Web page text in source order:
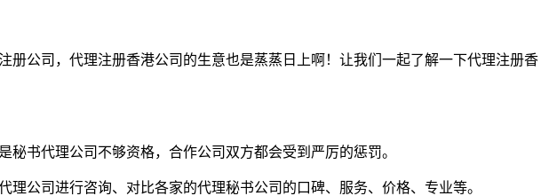
公司，代理注册香港公司的生意也是蒸蒸日上啊！让我们一起了解一下代理注册香
书代理公司不够资格，合作公司双方都会受到严厉的惩罚。
公司进行咨询、对比各家的代理秘书公司的口碑、服务、价格、专业等。